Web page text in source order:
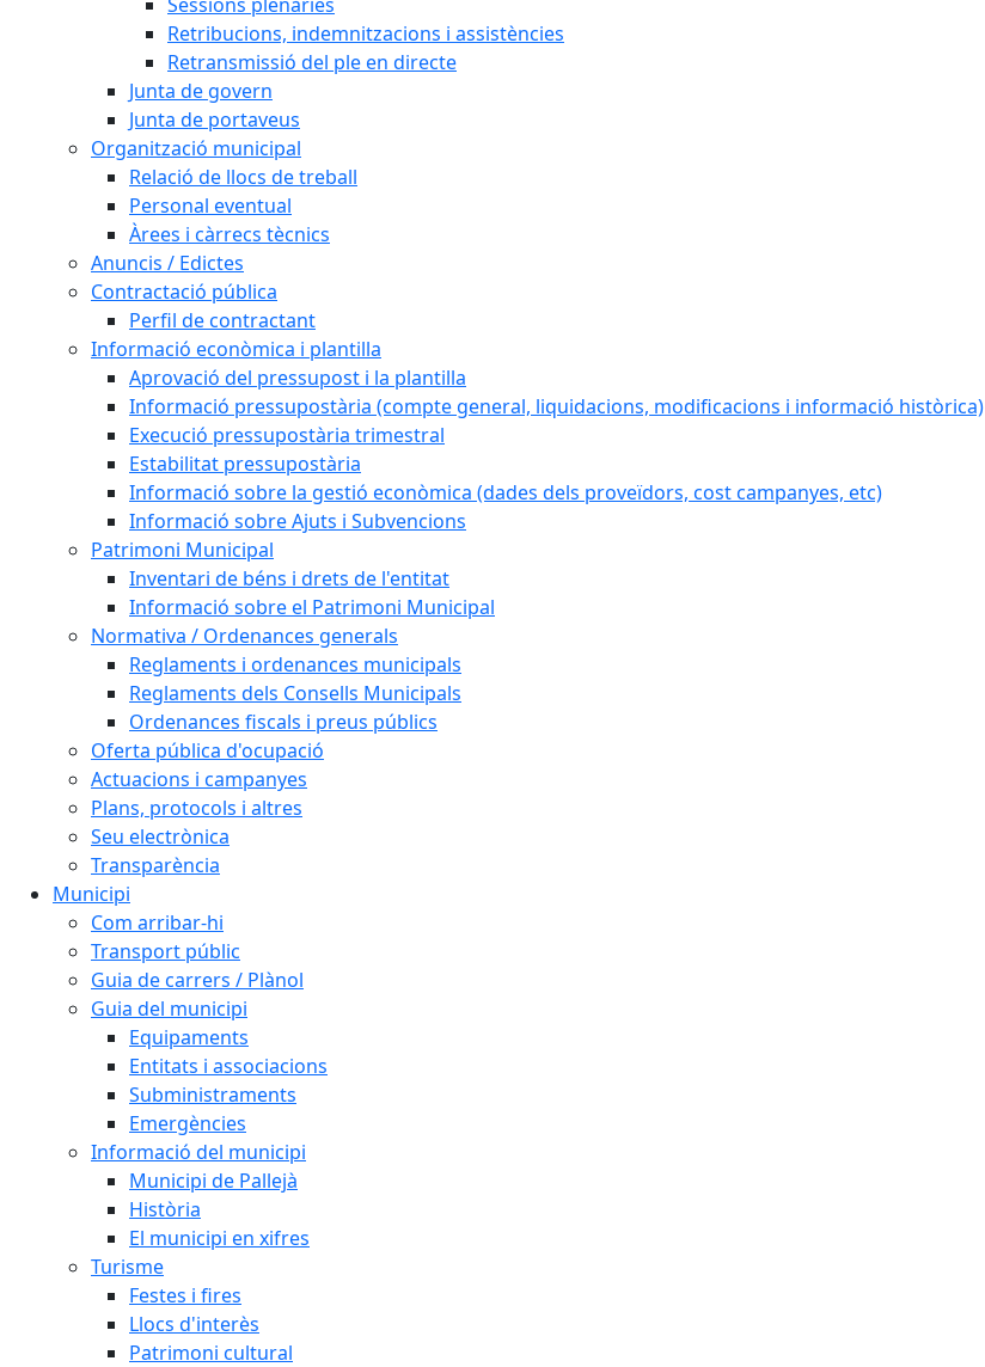
Retribucions, indemnitzacions i assistències
Retransmissió del ple en directe
Junta de govern
Junta de portaveus
Organització municipal
Relació de llocs de treball
Personal eventual
Àrees i càrrecs tècnics
Anuncis / Edictes
Contractació pública
Perfil de contractant
Informació econòmica i plantilla
Aprovació del pressupost i la plantilla
Informació pressupostària (compte general, liquidacions, modificacions i informació històrica)
Execució pressupostària trimestral
Estabilitat pressupostària
Informació sobre la gestió econòmica (dades dels proveïdors, cost campanyes, etc)
Informació sobre Ajuts i Subvencions
Patrimoni Municipal
Inventari de béns i drets de l'entitat
Informació sobre el Patrimoni Municipal
Normativa / Ordenances generals
Reglaments i ordenances municipals
Reglaments dels Consells Municipals
Ordenances fiscals i preus públics
Oferta pública d'ocupació
Actuacions i campanyes
Plans, protocols i altres
Seu electrònica
Transparència
Municipi
Com arribar-hi
Transport públic
Guia de carrers / Plànol
Guia del municipi
Equipaments
Entitats i associacions
Subministraments
Emergències
Informació del municipi
Municipi de Pallejà
Història
El municipi en xifres
Turisme
Festes i fires
Llocs d'interès
Patrimoni cultural